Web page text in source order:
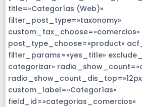
title=»Categorías (Web)»
filter_post_type=»taxonomy»
custom_tax_choose=»comercios»
post_type_choose=»product»
filter_params=»yes_title»
categorizar»
custom_label=»Categorías»
field_id=»categorias_comercios»